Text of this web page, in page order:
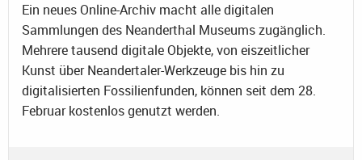
Ein neues Online-Archiv macht alle digitalen
Sammlungen des Neanderthal Museums zugänglich.
Mehrere tausend digitale Objekte, von eiszeitlicher
Kunst über Neandertaler-Werkzeuge bis hin zu
digitalisierten Fossilienfunden, können seit dem 28.
Februar kostenlos genutzt werden.